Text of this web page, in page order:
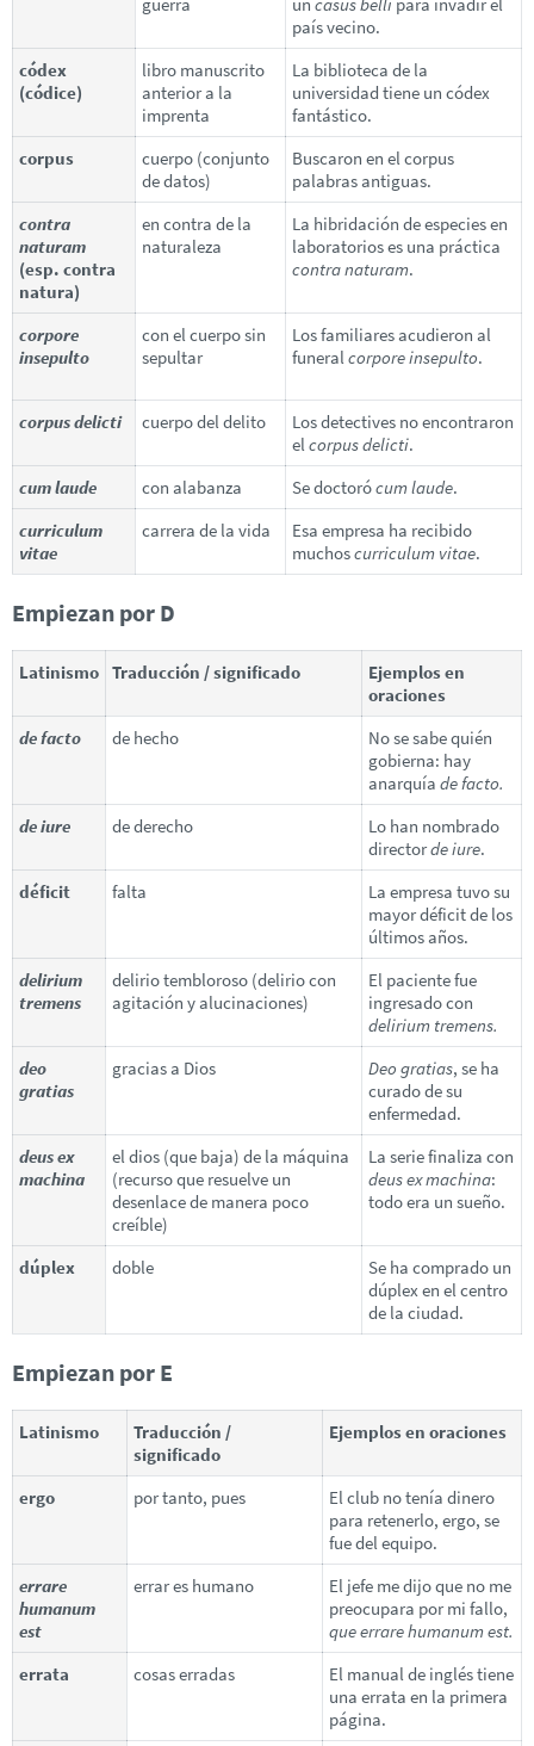
país vecino.
códex
(códice)
libro manuscrito
anterior a la
imprenta
La biblioteca de la
universidad tiene un códex
fantástico.
corpus
cuerpo (conjunto
de datos)
Buscaron en el corpus
palabras antiguas.
contra
naturam
(esp. contra
natura)
en contra de la
naturaleza
La hibridación de especies en
laboratorios es una práctica
contra naturam.
corpore
insepulto
con el cuerpo sin
sepultar
Los familiares acudieron al
funeralcorpore insepulto.
corpus delicti cuerpo del delito
Los detectives no encontraron
elcorpus delicti.
cum laude
con alabanza Se doctorócum laude.
curriculum
vitae
carrera de la vida
Esa empresa ha recibido
muchoscurriculum vitae.
Empiezan por D
Latinismo Traducción / significado
Ejemplos en
oraciones
de facto
de hecho
No se sabe quién
gobierna: hay
anarquía de facto.
de iure
de derecho
Lo han nombrado
directorde iure.
déficit
falta
La empresa tuvo su
mayor déficit de los
últimos años.
delirium
tremens
delirio tembloroso (delirio con
agitación y alucinaciones)
El paciente fue
ingresado con
delirium tremens.
deo
gratias
gracias a Dios Deo gratias, se ha
curado de su
enfermedad.
deus ex
machina
el dios (que baja) de la máquina
(recurso que resuelve un
desenlace de manera poco
creíble)
La serie finaliza con
deus ex machina:
todo era un sueño.
dúplex doble
Se ha comprado un
dúplex en el centro
de la ciudad.
Empiezan por E
Latinismo
Traducción /
significado
Ejemplos en oraciones
ergo por tanto, pues
El club no tenía dinero
para retenerlo, ergo, se
fue del equipo.
errare
humanum
est
errar es humano
El jefe me dijo que no me
preocupara por mi fallo,
que errare humanum est.
errata
cosas erradas
El manual de inglés tiene
una errata en la primera
página.